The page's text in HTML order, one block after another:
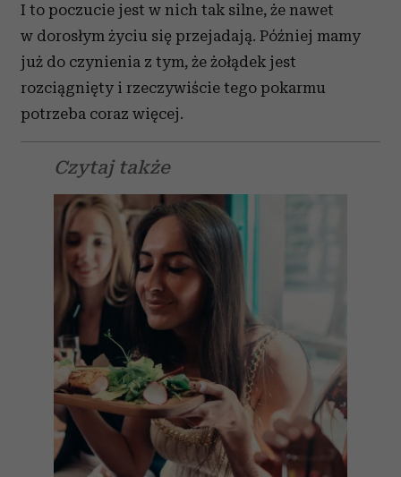
I to poczucie jest w nich tak silne, że nawet
w dorosłym życiu się przejadają. Później mamy
już do czynienia z tym, że żołądek jest
rozciągnięty i rzeczywiście tego pokarmu
potrzeba coraz więcej.
Czytaj także